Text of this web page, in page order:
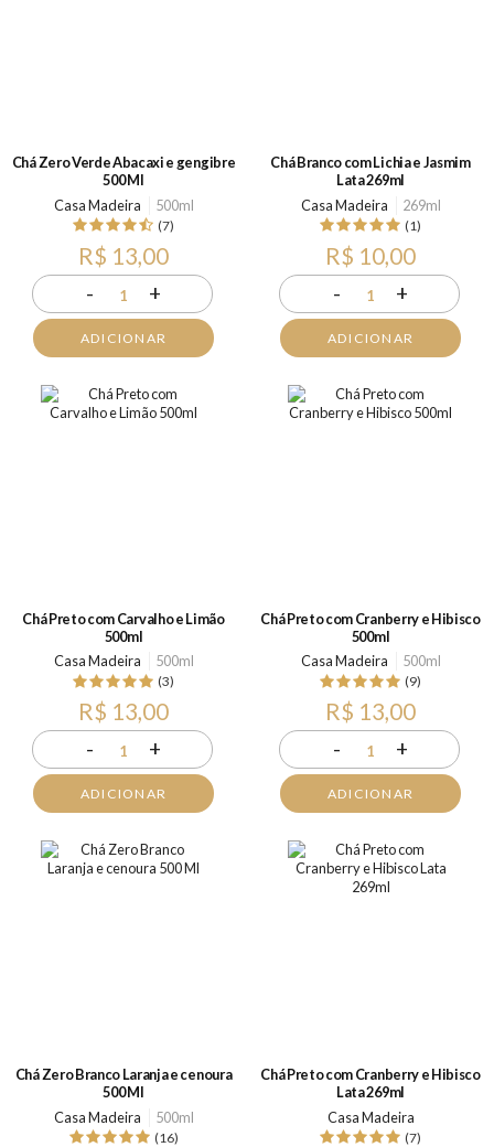
Chá Zero Verde Abacaxi e gengibre
500 Ml
Casa Madeira
500ml
(7)
R$ 13,00
- 1 +
ADICIONAR
Chá Branco com Lichia e Jasmim
Lata 269ml
Casa Madeira
269ml
(1)
R$ 10,00
- 1 +
ADICIONAR
Chá Preto com Carvalho e Limão
500ml
Casa Madeira
500ml
(3)
R$ 13,00
- 1 +
ADICIONAR
Chá Preto com Cranberry e Hibisco
500ml
Casa Madeira
500ml
(9)
R$ 13,00
- 1 +
ADICIONAR
Chá Zero Branco Laranja e cenoura
500 Ml
Casa Madeira
500ml
(16)
Chá Preto com Cranberry e Hibisco
Lata 269ml
Casa Madeira
(7)